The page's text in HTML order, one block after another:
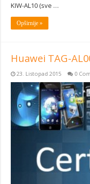
KIW-AL10 (sve …
Opširnije »
Huawei TAG-
23. Listopad 2015 0